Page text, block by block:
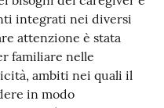
integrati nei diversi
attenzione è stata
familiare nelle
ambiti nei quali il
in modo